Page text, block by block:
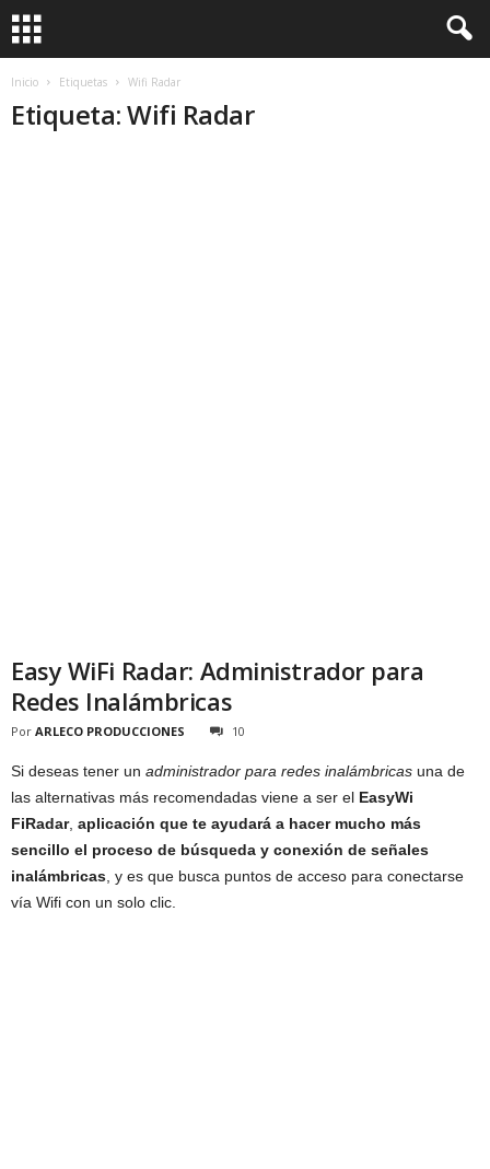
Inicio Etiquetas Wifi Radar
Etiqueta: Wifi Radar
Easy WiFi Radar: Administrador para
Redes Inalámbricas
Por ARLECO PRODUCCIONES 10
Si deseas tener un administrador para redes inalámbricas una de
las alternativas más recomendadas viene a ser el EasyWi
FiRadar, aplicación que te ayudará a hacer mucho más
sencillo el proceso de búsqueda y conexión de señales
inalámbricas , y es que busca puntos de acceso para conectarse
vía Wifi con un solo clic.